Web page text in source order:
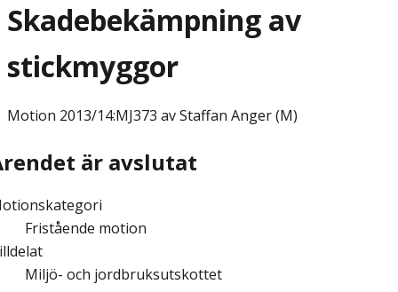
Skadebekämpning av
stickmyggor
Motion 2013/14:MJ373 av Staffan Anger (M)
är avslutat
Fristående motion
Miljö- och jordbruksutskottet